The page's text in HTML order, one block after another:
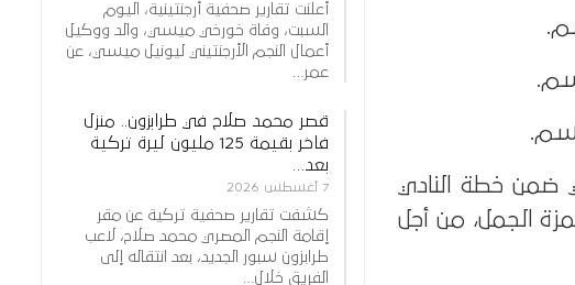
ضمن خطة النادي
الجمل، من أجل
أعلنت تقارير صحفية أرجنتينية، اليوم
السبت، وفاة خورخي ميسي، والد ووكيل
أعمال النجم الأرجنتيني ليونيل ميسي، عن
عمر…
قصر محمد صلاح في طرابزون.. منزل
فاخر بقيمة 125 مليون ليرة تركية
بعد…
7 أغسطس 2026
كشفت تقارير صحفية تركية عن مقر
إقامة النجم المصري محمد صلاح، لاعب
طرابزون سبور الجديد، بعد انتقاله إلى
الفريق خلال…